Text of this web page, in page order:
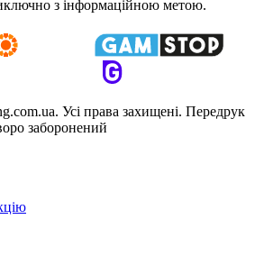
з інформаційною метою.
Усi права захищенi. Передрук
заборонений